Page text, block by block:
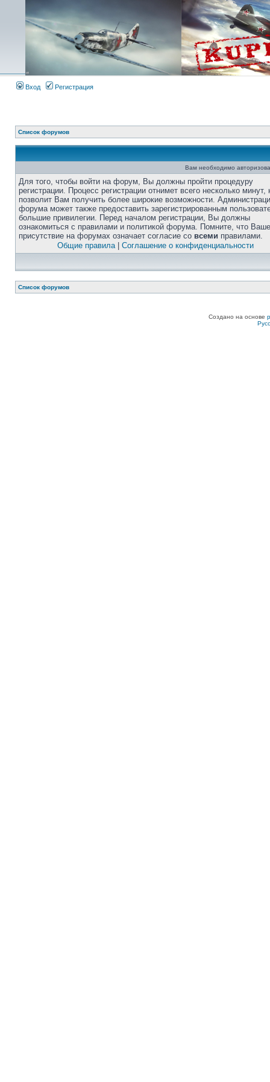
Вход Регистрация
Список форумов
Вам необходимо
Для того, чтобы войти на форум, Вы должны пройти процедуру
регистрации. Процесс регистрации отнимет всего несколько минут,
позволит Вам получить более широкие возможности.
форума может также предоставить зарегистрированным
большие привилегии. Перед началом регистрации, Вы должны
ознакомиться с правилами и политикой форума. Помните, что Ваше
присутствие на форумах означает согласие со всеми правилами.
Общие правила| Соглашение о конфиденциальности
Список форумов
Создано на основе